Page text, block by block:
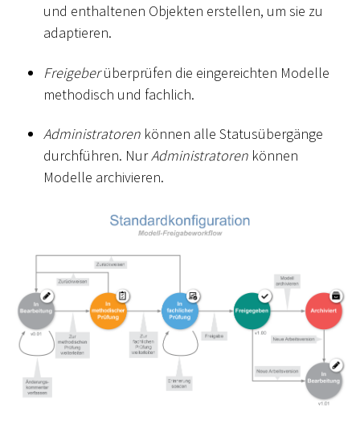
und enthaltenen Objekten erstellen, um sie zu
adaptieren.
Freigeberüberprüfen die eingereichten Modelle
methodisch und fachlich.
Administratoren können alle Statusübergänge
durchführen. NurAdministratoren können
Modelle archivieren.